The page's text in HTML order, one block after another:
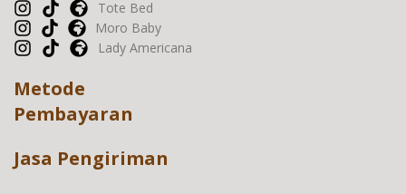
Tote Bed
Moro Baby
Lady Americana
Metode
Pembayaran
Jasa Pengiriman